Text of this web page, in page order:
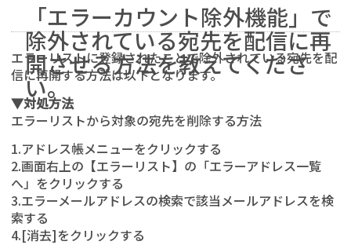
「エラーカウント除外機能」で
除外されている宛先を配信に再
開させる方法を教えてくださ
い。
エラーリストに登録されたことで除外されている宛先を配
信に再開する方法は以下となります。
▼対処方法
エラーリストから対象の宛先を削除する方法
1.アドレス帳メニューをクリックする
2.画面右上の【エラーリスト】の「エラーアドレス一覧
へ」をクリックする
3.エラーメールアドレスの検索で該当メールアドレスを検
索する
4.[消去]をクリックする